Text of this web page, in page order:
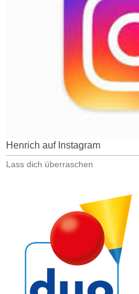
Henrich auf Instagram
Lass dich überraschen